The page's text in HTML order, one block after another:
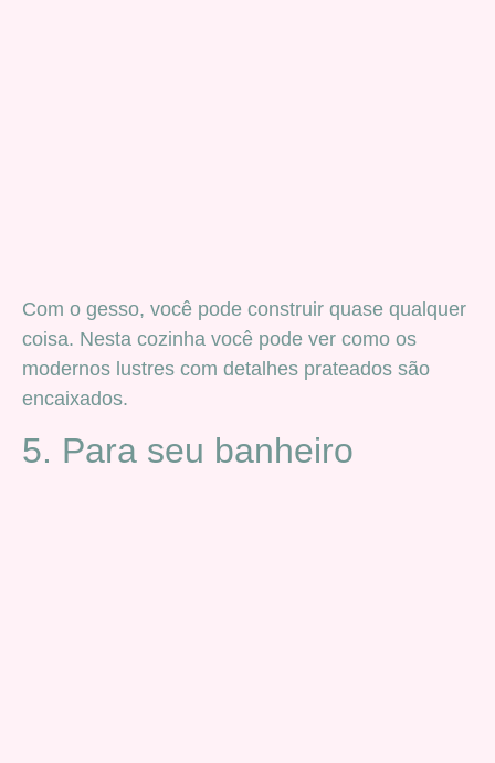
Com o gesso, você pode construir quase qualquer
coisa. Nesta cozinha você pode ver como os
modernos lustres com detalhes prateados são
encaixados.
5. Para seu banheiro